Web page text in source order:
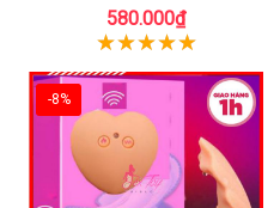
580.000₫
-8%